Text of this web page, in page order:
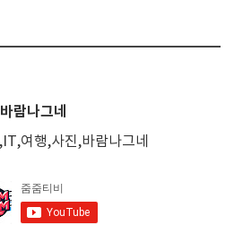
바람나그네
여행,사진,바람나그네